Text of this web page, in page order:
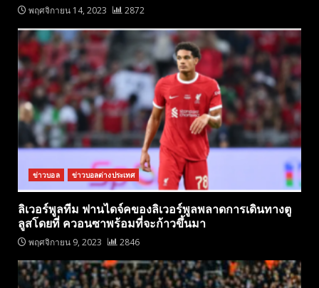
พฤศจิกายน 14, 2023 2872
ข่าวบอล ข่าวบอลต่างประเทศ
ลิเวอร์พูลทีม ฟานไดจ์คของลิเวอร์พูลพลาดการเดินทางตู
ลูสโดยที่ ควอนซาพร้อมที่จะก้าวขึ้นมา
พฤศจิกายน 9, 2023 2846